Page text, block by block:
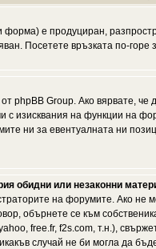
е продуциран,
Посетете връзката по-горе
phpBB Group. Ако вярвате,
с изисквания на функции на
ни за евентуалната ни
обидни или незаконни
на форумите. Ако не
обърнете се към
free.fr, f2s.com, т.н.),
случай не би могла да